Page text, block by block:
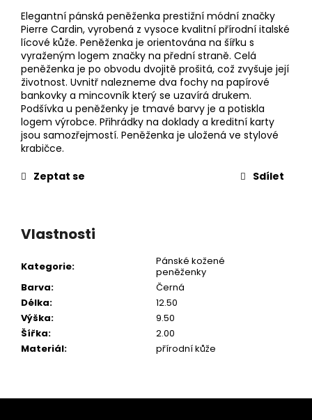
Elegantní pánská peněženka prestižní módní značky
Pierre Cardin, vyrobená z vysoce kvalitní přírodní italské
lícové kůže. Peněženka je orientována na šířku s
vyraženým logem značky na přední straně. Celá
peněženka je po obvodu dvojitě prošitá, což zvyšuje její
životnost. Uvnitř nalezneme dva fochy na papírové
bankovky a mincovník který se uzavírá drukem.
Podšívka u peněženky je tmavé barvy je a potiskla
logem výrobce. Přihrádky na doklady a kreditní karty
jsou samozřejmostí. Peněženka je uložená ve stylové
krabičce.
Zeptat se
Sdílet
Vlastnosti
Kategorie:
Pánské kožené
peněženky
Barva:
Černá
Délka:
12.50
Výška:
9.50
Šířka:
2.00
Materiál: přírodní kůže
Z